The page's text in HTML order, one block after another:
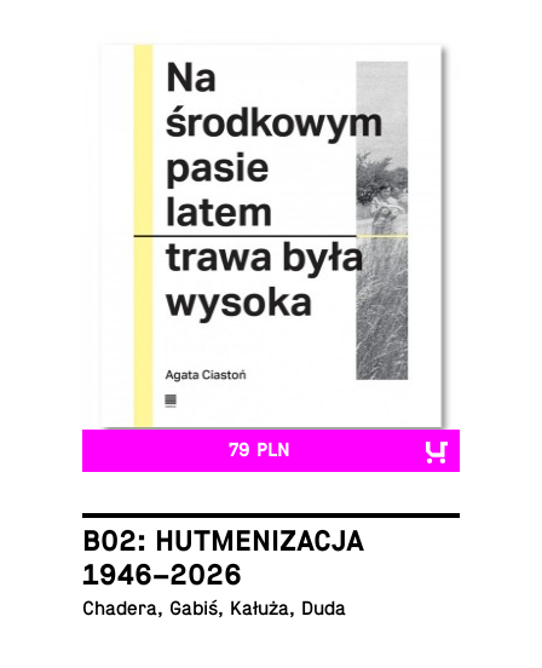
79 PLN
B02: HUTMENIZACJA
1946–2026
Chadera, Gabiś, Kałuża, Duda